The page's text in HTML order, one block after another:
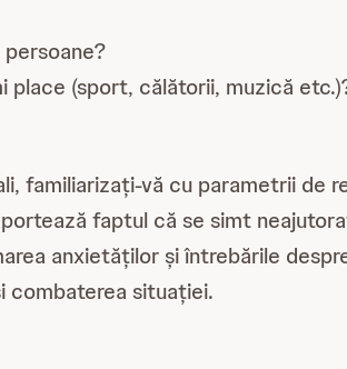
place (sport, călătorii, muzică
familiarizați-vă cu parametrii
faptul că se simt
anxietăților și întrebările
combaterea situației.